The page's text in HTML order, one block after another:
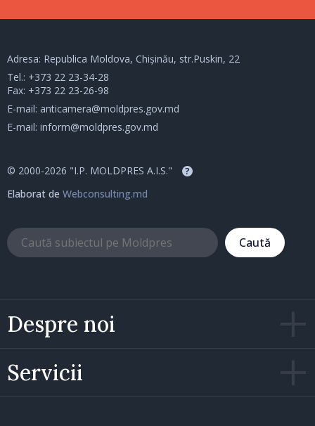
Despre noi
Servicii
Adresa: Republica Moldova, Chișinău, str.Puskin, 22
Tel.: +373 22 23-34-28
Fax: +373 22 23-26-98
E-mail: anticamera@moldpres.gov.md
E-mail: inform@moldpres.gov.md
© 2000-2026 "I.P. MOLDPRES A.I.S." ?
Elaborat de Webconsulting.md
Caută